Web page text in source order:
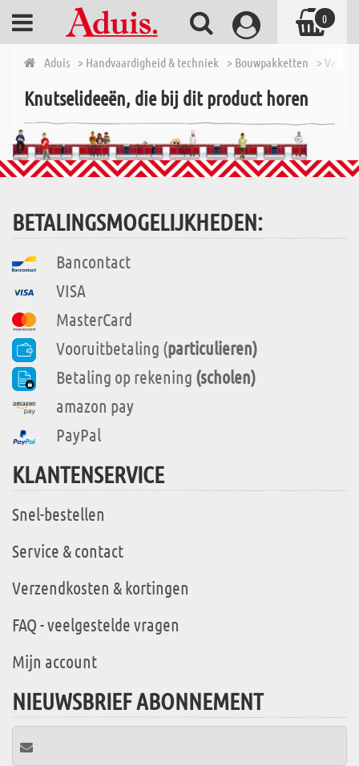
Aduis > Handvaardigheid & techniek > Bouwpakketten > Van 7
Knutselideeën, die bij dit product horen
BETALINGSMOGELIJKHEDEN:
Bancontact
VISA
MasterCard
Vooruitbetaling (particulieren)
Betaling op rekening (scholen)
amazon pay
PayPal
KLANTENSERVICE
Snel-bestellen
Service & contact
Verzendkosten & kortingen
FAQ - veelgestelde vragen
Mijn account
NIEUWSBRIEF ABONNEMENT
0